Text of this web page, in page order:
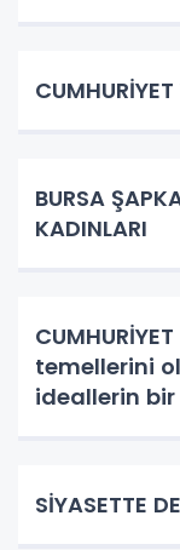
BURSA
KADINLARI
CUMHURİYET Türkiye Cumhuriyeti’nin
temellerini
ideallerin bir